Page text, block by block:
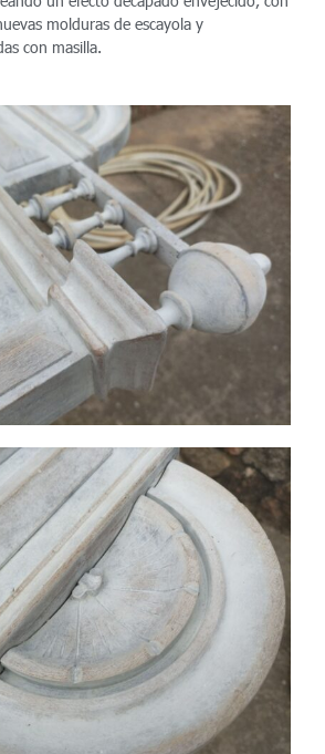
molduras de escayola y
con masilla.